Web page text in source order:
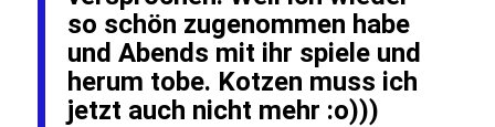
so schön zugenommen habe
und Abends mit ihr spiele und
herum tobe. Kotzen muss ich
jetzt auch nicht mehr :o)))